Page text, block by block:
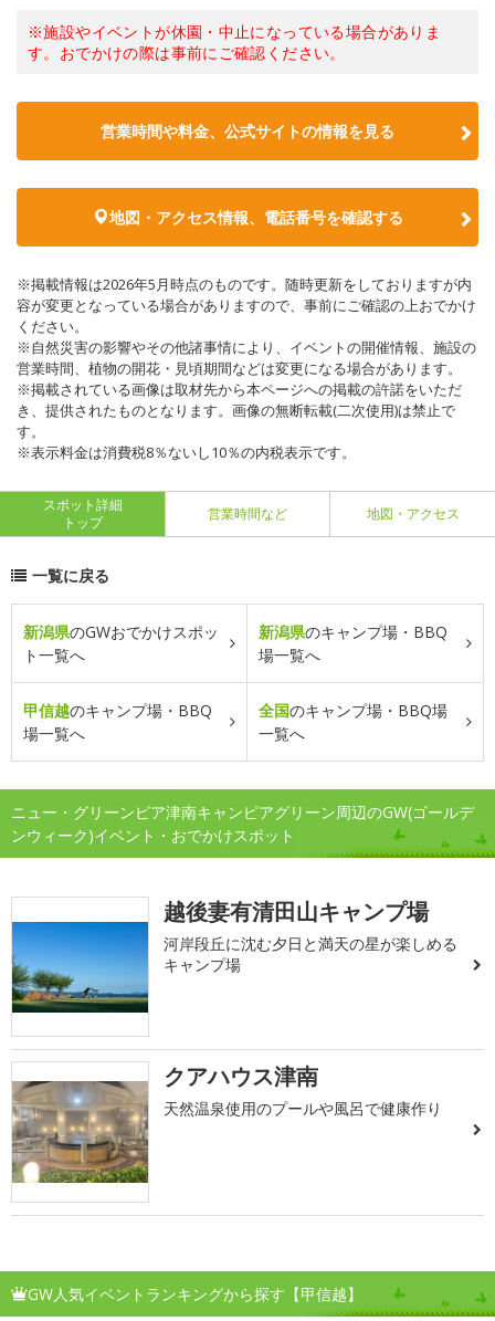
※施設やイベントが休園・中止になっている場合がありま
す。おでかけの際は事前にご確認ください。
営業時間や料金、公式サイトの情報を見る
地図・アクセス情報、電話番号を確認する
※掲載情報は2026年5月時点のものです。随時更新をしておりますが内
容が変更となっている場合がありますので、事前にご確認の上おでかけ
ください。
※自然災害の影響やその他諸事情により、イベントの開催情報、施設の
営業時間、植物の開花・見頃期間などは変更になる場合があります。
※掲載されている画像は取材先から本ページへの掲載の許諾をいただ
き、提供されたものとなります。画像の無断転載(二次使用)は禁止で
す。
※表示料金は消費税8％ないし10％の内税表示です。
スポット詳細
トップ
営業時間など 地図・アクセス
一覧に戻る
新潟県のGWおでかけスポッ
ト一覧へ
新潟県のキャンプ場・BBQ
場一覧へ
甲信越のキャンプ場・BBQ
場一覧へ
全国のキャンプ場・BBQ場
一覧へ
ニュー・グリーンピア津南キャンピアグリーン周辺のGW(ゴールデ
ンウィーク)イベント・おでかけスポット
越後妻有清田山キャンプ場
河岸段丘に沈む夕日と満天の星が楽しめる
キャンプ場
クアハウス津南
天然温泉使用のプールや風呂で健康作り
GW人気イベントランキングから探す【甲信越】